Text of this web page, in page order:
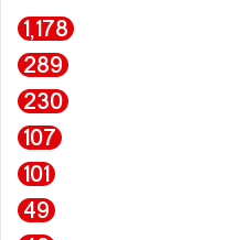
1٬178
289
230
107
101
49